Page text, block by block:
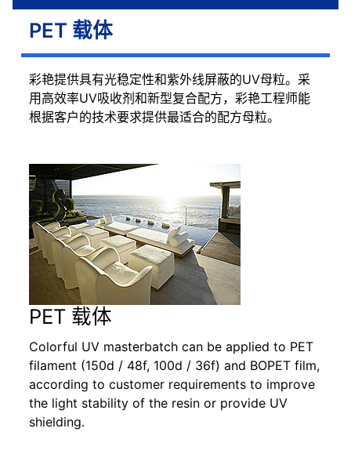
PET 载体
彩艳提供具有光稳定性和紫外线屏蔽的UV母粒。采
用高效率UV吸收剂和新型复合配方，彩艳工程师能
根据客户的技术要求提供最适合的配方母粒。
PET 载体
Colorful UV masterbatch can be applied to PET
filament (150d / 48f, 100d / 36f) and BOPET film,
according to customer requirements to improve
the light stability of the resin or provide UV
shielding.